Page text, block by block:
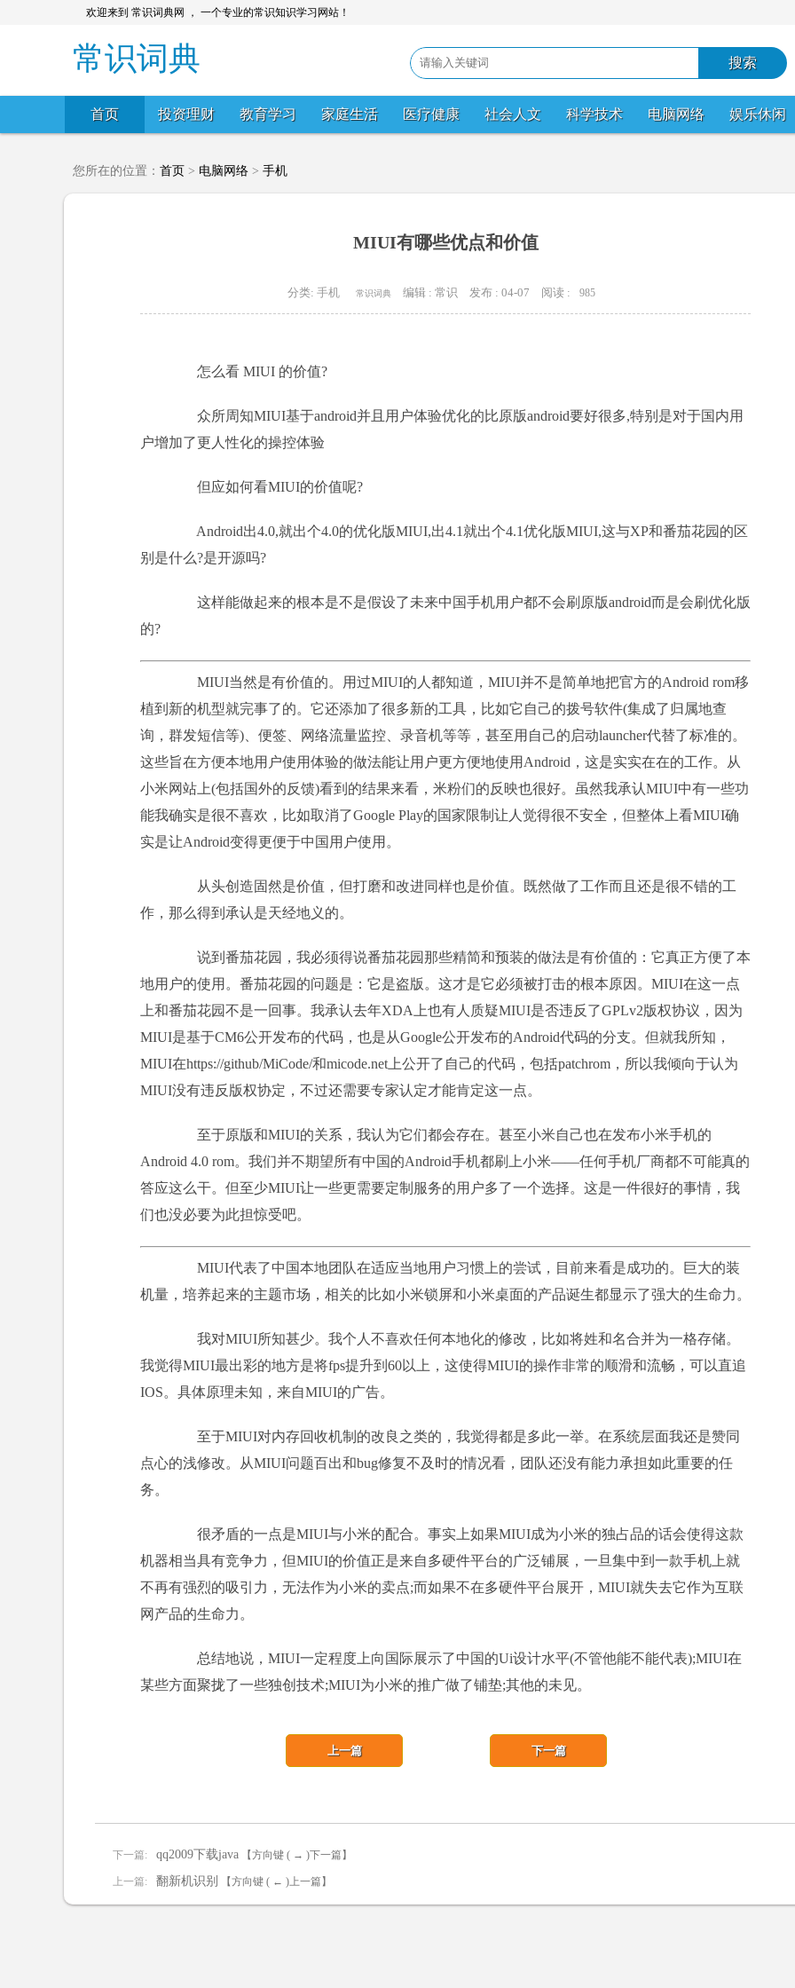
欢迎来到 常识词典网 ， 一个专业的常识知识学习网站！
常识词典
首页 投资理财 教育学习 家庭生活 医疗健康 社会人文 科学技术 电脑网络 娱乐休闲
您所在的位置： 首页 > 电脑网络 > 手机
MIUI有哪些优点和价值
分类: 手机 常识词典 编辑 : 常识 发布 : 04-07 阅读 : 985
怎么看 MIUI 的价值?
众所周知MIUI基于android并且用户体验优化的比原版android要好很多,特别是对于国内用
户增加了更人性化的操控体验
但应如何看MIUI的价值呢?
Android出4.0,就出个4.0的优化版MIUI,出4.1就出个4.1优化版MIUI,这与XP和番茄花园的区
别是什么?是开源吗?
这样能做起来的根本是不是假设了未来中国手机用户都不会刷原版android而是会刷优化版
的?
MIUI当然是有价值的。用过MIUI的人都知道，MIUI并不是简单地把官方的Android rom移
植到新的机型就完事了的。它还添加了很多新的工具，比如它自己的拨号软件(集成了归属地查
询，群发短信等)、便签、网络流量监控、录音机等等，甚至用自己的启动launcher代替了标准的。
这些旨在方便本地用户使用体验的做法能让用户更方便地使用Android，这是实实在在的工作。从
小米网站上(包括国外的反馈)看到的结果来看，米粉们的反映也很好。虽然我承认MIUI中有一些功
能我确实是很不喜欢，比如取消了Google Play的国家限制让人觉得很不安全，但整体上看MIUI确
实是让Android变得更便于中国用户使用。
从头创造固然是价值，但打磨和改进同样也是价值。既然做了工作而且还是很不错的工
作，那么得到承认是天经地义的。
说到番茄花园，我必须得说番茄花园那些精简和预装的做法是有价值的：它真正方便了本
地用户的使用。番茄花园的问题是：它是盗版。这才是它必须被打击的根本原因。MIUI在这一点
上和番茄花园不是一回事。我承认去年XDA上也有人质疑MIUI是否违反了GPLv2版权协议，因为
MIUI是基于CM6公开发布的代码，也是从Google公开发布的Android代码的分支。但就我所知，
MIUI在https://github/MiCode/和micode.net上公开了自己的代码，包括patchrom，所以我倾向于认为
MIUI没有违反版权协定，不过还需要专家认定才能肯定这一点。
至于原版和MIUI的关系，我认为它们都会存在。甚至小米自己也在发布小米手机的
Android 4.0 rom。我们并不期望所有中国的Android手机都刷上小米——任何手机厂商都不可能真的
答应这么干。但至少MIUI让一些更需要定制服务的用户多了一个选择。这是一件很好的事情，我
们也没必要为此担惊受吧。
MIUI代表了中国本地团队在适应当地用户习惯上的尝试，目前来看是成功的。巨大的装
机量，培养起来的主题市场，相关的比如小米锁屏和小米桌面的产品诞生都显示了强大的生命力。
我对MIUI所知甚少。我个人不喜欢任何本地化的修改，比如将姓和名合并为一格存储。
我觉得MIUI最出彩的地方是将fps提升到60以上，这使得MIUI的操作非常的顺滑和流畅，可以直追
IOS。具体原理未知，来自MIUI的广告。
至于MIUI对内存回收机制的改良之类的，我觉得都是多此一举。在系统层面我还是赞同
点心的浅修改。从MIUI问题百出和bug修复不及时的情况看，团队还没有能力承担如此重要的任
务。
很矛盾的一点是MIUI与小米的配合。事实上如果MIUI成为小米的独占品的话会使得这款
机器相当具有竞争力，但MIUI的价值正是来自多硬件平台的广泛铺展，一旦集中到一款手机上就
不再有强烈的吸引力，无法作为小米的卖点;而如果不在多硬件平台展开，MIUI就失去它作为互联
网产品的生命力。
总结地说，MIUI一定程度上向国际展示了中国的Ui设计水平(不管他能不能代表);MIUI在
某些方面聚拢了一些独创技术;MIUI为小米的推广做了铺垫;其他的未见。
下一篇: qq2009下载java
下一篇
【方向键 ( → )下一篇】
上一篇: 翻新机识别
上一篇
【方向键 ( ← )上一篇】